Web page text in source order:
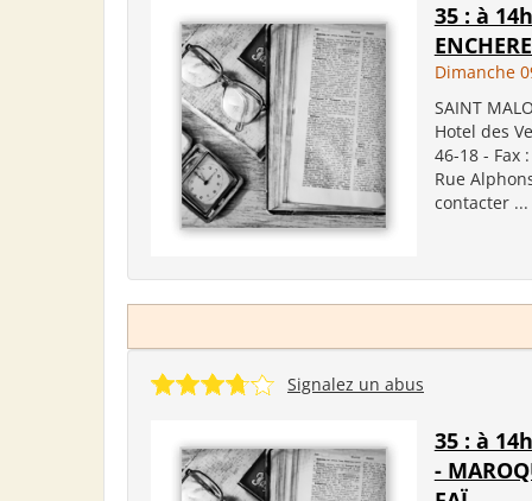
35 : à
Dimanche
SAINT
Hotel des
46-18 - Fax
Rue
contacter ...
Signalez un abus
35 : à
-